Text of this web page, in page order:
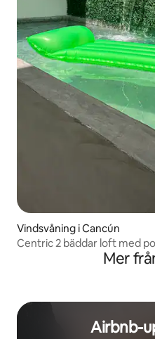
Vindsvåning i Cancún
Centric 2 bäddar loft med
Mer
Airbnb-